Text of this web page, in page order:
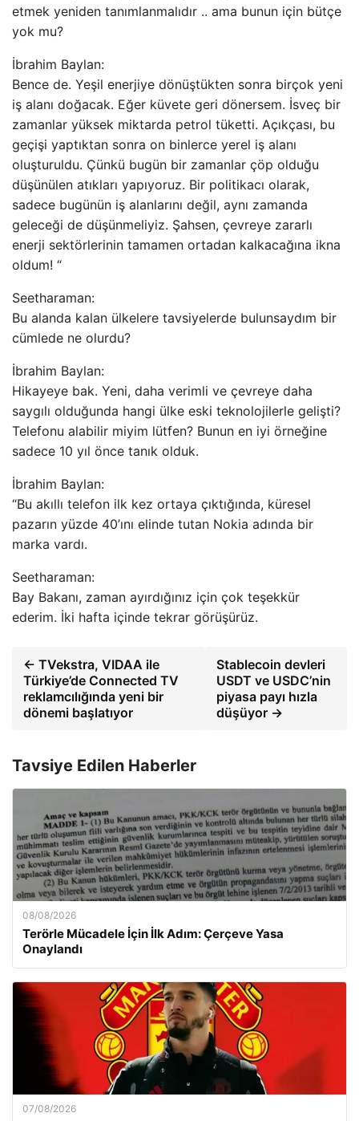
etmek yeniden tanımlanmalıdır .. ama bunun için bütçe
yok mu?
İbrahim Baylan:
Bence de. Yeşil enerjiye dönüştükten sonra birçok yeni
iş alanı doğacak. Eğer küvete geri dönersem. İsveç bir
zamanlar yüksek miktarda petrol tüketti. Açıkçası, bu
geçişi yaptıktan sonra on binlerce yerel iş alanı
oluşturuldu. Çünkü bugün bir zamanlar çöp olduğu
düşünülen atıkları yapıyoruz. Bir politikacı olarak,
sadece bugünün iş alanlarını değil, aynı zamanda
geleceği de düşünmeliyiz. Şahsen, çevreye zararlı
enerji sektörlerinin tamamen ortadan kalkacağına ikna
oldum! “
Seetharaman:
Bu alanda kalan ülkelere tavsiyelerde bulunsaydım bir
cümlede ne olurdu?
İbrahim Baylan:
Hikayeye bak. Yeni, daha verimli ve çevreye daha
saygılı olduğunda hangi ülke eski teknolojilerle gelişti?
Telefonu alabilir miyim lütfen? Bunun en iyi örneğine
sadece 10 yıl önce tanık olduk.
İbrahim Baylan:
“Bu akıllı telefon ilk kez ortaya çıktığında, küresel
pazarın yüzde 40’ını elinde tutan Nokia adında bir
marka vardı.
Seetharaman:
Bay Bakanı, zaman ayırdığınız için çok teşekkür
ederim. İki hafta içinde tekrar görüşürüz.
← TVekstra, VIDAA ile
Türkiye’de Connected TV
reklamcılığında yeni bir
dönemi başlatıyor
Stablecoin devleri
USDT ve USDC’nin
piyasa payı hızla
düşüyor →
Tavsiye Edilen Haberler
08/08/2026
Terörle Mücadele İçin İlk Adım: Çerçeve Yasa
Onaylandı
07/08/2026